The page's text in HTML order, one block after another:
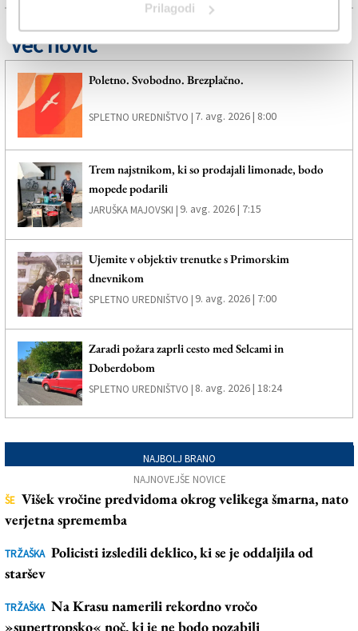
Prilagodi
Več novic
Poletno. Svobodno. Brezplačno.
SPLETNO UREDNIŠTVO | 7. avg. 2026 | 8:00
Trem najstnikom, ki so prodajali limonade, bodo
mopede podarili
JARUŠKA MAJOVSKI | 9. avg. 2026 | 7:15
Ujemite v objektiv trenutke s Primorskim
dnevnikom
SPLETNO UREDNIŠTVO | 9. avg. 2026 | 7:00
Zaradi požara zaprli cesto med Selcami in
Doberdobom
SPLETNO UREDNIŠTVO | 8. avg. 2026 | 18:24
NAJBOLJ BRANO
NAJNOVEJŠE NOVICE
ŠE Višek vročine predvidoma okrog velikega šmarna, nato
verjetna sprememba
TRŽAŠKA Policisti izsledili deklico, ki se je oddaljila od
staršev
TRŽAŠKA Na Krasu namerili rekordno vročo
»supertropsko« noč, ki je ne bodo pozabili